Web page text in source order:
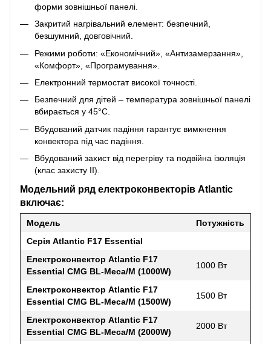
форми зовнішньої панелі.
Закритий нагрівальний елемент: безпечний,
безшумний, довговічний.
Режими роботи: «Економічний», «Антизамерзання»,
«Комфорт», «Програмування».
Електронний термостат високої точності.
Безпечний для дітей – температура зовнішньої панелі
вбирається у 45°С.
Вбудований датчик падіння гарантує вимкнення
конвектора під час падіння.
Вбудований захист від перегріву та подвійна ізоляція
(клас захисту II).
Модельний ряд електроконвекторів Atlantic
включає:
Модель
Потужність
Серія Atlantic F17 Essential
Електроконвектор Atlantic F17
Essential CMG BL-Meca/M (1000W)
1000 Вт
Електроконвектор Atlantic F17
Essential CMG BL-Meca/M (1500W)
1500 Вт
Електроконвектор Atlantic F17
Essential CMG BL-Meca/M (2000W)
2000 Вт